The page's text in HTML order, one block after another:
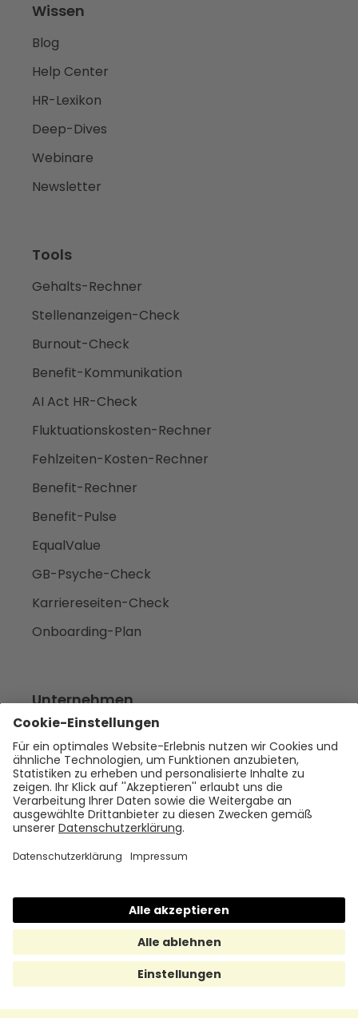
Wissen
Blog
Help Center
HR-Lexikon
Deep-Dives
Webinare
Newsletter
Tools
Gehalts-Rechner
Stellenanzeigen-Check
Burnout-Check
Benefit-Kommunikation
AI Act HR-Check
Fluktuationskosten-Rechner
Fehlzeiten-Kosten-Rechner
Benefit-Rechner
Benefit-Pulse
EqualValue
GB-Psyche-Check
Karriereseiten-Check
Onboarding-Plan
Unternehmen
Empfehlen
Über uns
Presse
Karriere
Rechtliches
Datenschutz